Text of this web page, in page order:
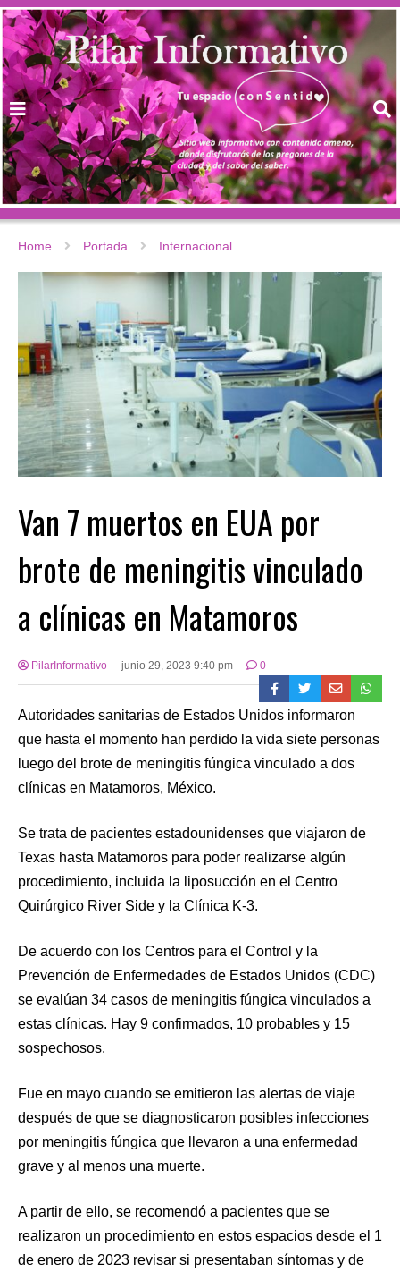
Home Portada Internacional
Van 7 muertos en EUA por
brote de meningitis vinculado
a clínicas en Matamoros
PilarInformativo junio 29, 2023 9:40 pm 0
Autoridades sanitarias de Estados Unidos informaron
que hasta el momento han perdido la vida siete personas
luego del brote de meningitis fúngica vinculado a dos
clínicas en Matamoros, México.
Se trata de pacientes estadounidenses que viajaron de
Texas hasta Matamoros para poder realizarse algún
procedimiento, incluida la liposucción en el Centro
Quirúrgico River Side y la Clínica K-3.
De acuerdo con los Centros para el Control y la
Prevención de Enfermedades de Estados Unidos (CDC)
se evalúan 34 casos de meningitis fúngica vinculados a
estas clínicas. Hay 9 confirmados, 10 probables y 15
sospechosos.
Fue en mayo cuando se emitieron las alertas de viaje
después de que se diagnosticaron posibles infecciones
por meningitis fúngica que llevaron a una enfermedad
grave y al menos una muerte.
A partir de ello, se recomendó a pacientes que se
realizaron un procedimiento en estos espacios desde el 1
de enero de 2023 revisar si presentaban síntomas y de